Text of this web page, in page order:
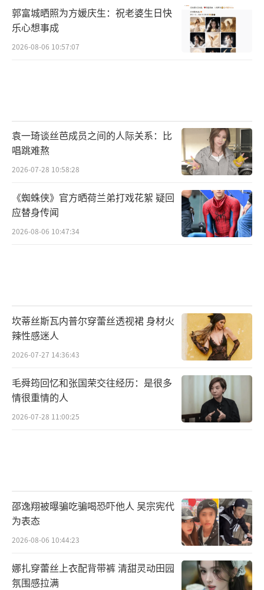
郭富城晒照为方媛庆生：祝老婆生日快
乐心想事成
2026-08-06 10:57:07
袁一琦谈丝芭成员之间的人际关系：比
唱跳难熬
2026-07-28 10:58:28
《蜘蛛侠》官方晒荷兰弟打戏花絮 疑回
应替身传闻
2026-08-06 10:47:34
坎蒂丝斯瓦内普尔穿蕾丝透视裙 身材火
辣性感迷人
2026-07-27 14:36:43
毛舜筠回忆和张国荣交往经历：是很多
情很重情的人
2026-07-28 11:00:25
邵逸翔被曝骗吃骗喝恐吓他人 吴宗宪代
为表态
2026-08-06 10:44:23
娜扎穿蕾丝上衣配背带裤 清甜灵动田园
氛围感拉满